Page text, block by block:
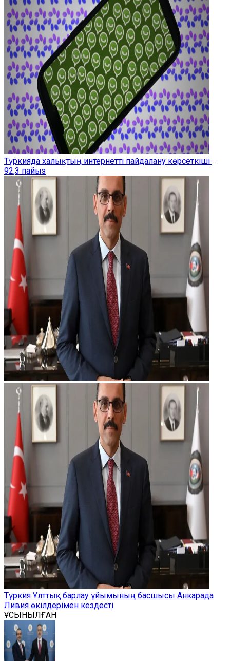
Түркияда халықтың интернетті пайдалану көрсеткіші ̶
92,3 пайыз
Түркия Ұлттық барлау ұйымының басшысы Анкарада
Ливия өкілдерімен кездесті
ҰСЫНЫЛҒАН